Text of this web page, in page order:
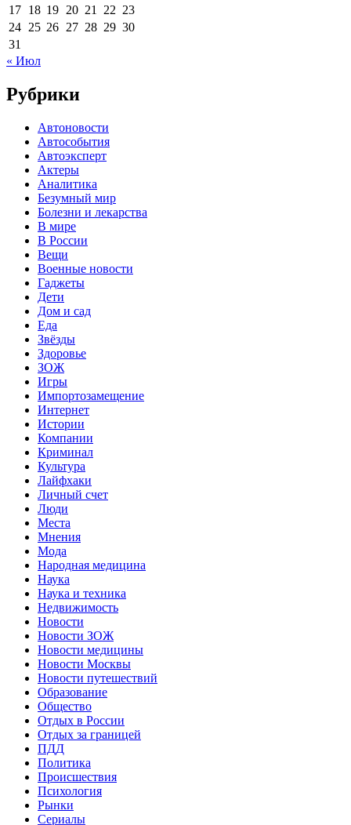
17 18 19 20 21 22 23
24 25 26 27 28 29 30
31
« Июл
Рубрики
Автоновости
Автособытия
Автоэксперт
Актеры
Аналитика
Безумный мир
Болезни и лекарства
В мире
В России
Вещи
Военные новости
Гаджеты
Дети
Дом и сад
Еда
Звёзды
Здоровье
ЗОЖ
Игры
Импортозамещение
Интернет
Истории
Компании
Криминал
Культура
Лайфхаки
Личный счет
Люди
Места
Мнения
Мода
Народная медицина
Наука
Наука и техника
Недвижимость
Новости
Новости ЗОЖ
Новости медицины
Новости Москвы
Новости путешествий
Образование
Общество
Отдых в России
Отдых за границей
ПДД
Политика
Происшествия
Психология
Рынки
Сериалы